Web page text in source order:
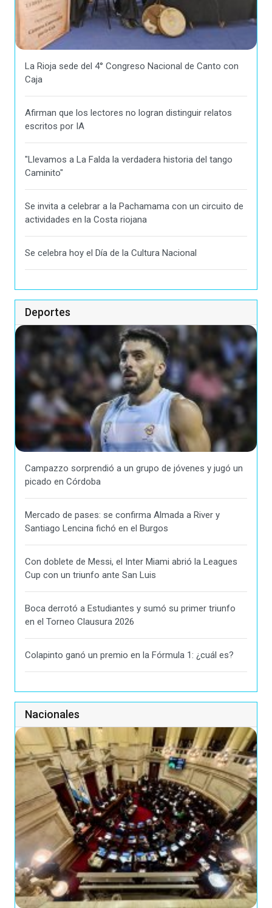
La Rioja sede del 4° Congreso Nacional de Canto con
Caja
Afirman que los lectores no logran distinguir relatos
escritos por IA
"Llevamos a La Falda la verdadera historia del tango
Caminito"
Se invita a celebrar a la Pachamama con un circuito de
actividades en la Costa riojana
Se celebra hoy el Día de la Cultura Nacional
Deportes
Campazzo sorprendió a un grupo de jóvenes y jugó un
picado en Córdoba
Mercado de pases: se confirma Almada a River y
Santiago Lencina fichó en el Burgos
Con doblete de Messi, el Inter Miami abrió la Leagues
Cup con un triunfo ante San Luis
Boca derrotó a Estudiantes y sumó su primer triunfo
en el Torneo Clausura 2026
Colapinto ganó un premio en la Fórmula 1: ¿cuál es?
Nacionales